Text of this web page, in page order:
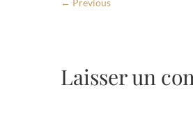
← Previous
Laisser un